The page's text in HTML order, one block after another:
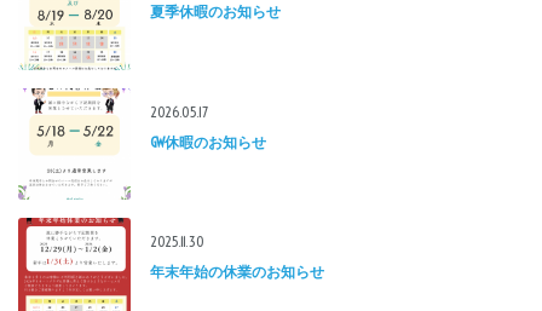
夏季休暇のお知らせ
2026.05.17
GW休暇のお知らせ
2025.11.30
年末年始の休業のお知らせ